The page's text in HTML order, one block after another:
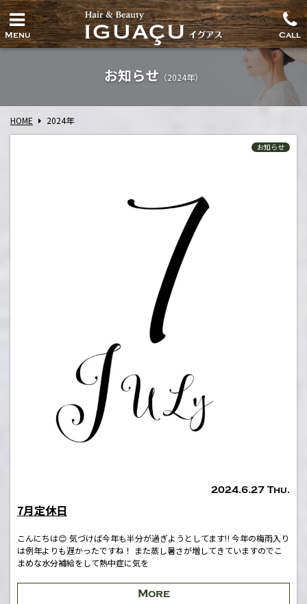
Menu Call
お知らせ （2024年）
HOME 2024年
2024.6.27 Thu.
お知らせ
7月定休日
こんにちは😊 気づけば今年も半分が過ぎようとしてます‼︎ 今年の梅雨入り
は例年よりも遅かったですね！ また蒸し暑さが増してきていますのでこ
まめな水分補給をして熱中症に気を
More